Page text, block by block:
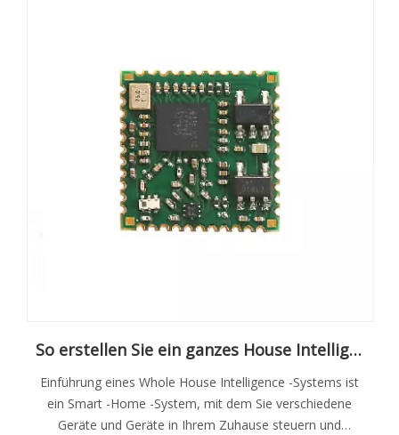
So erstellen Sie ein ganzes House Intelligence -System mit einem drahtlosen Kommunikationsmodul
Einführung eines Whole House Intelligence -Systems ist
ein Smart -Home -System, mit dem Sie verschiedene
Geräte und Geräte in Ihrem Zuhause steuern und